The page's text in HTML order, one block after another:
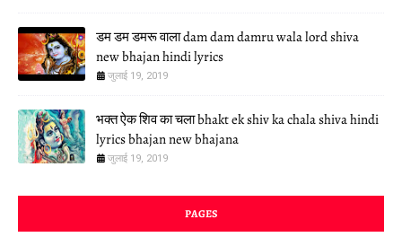
डम डम डमरू वाला dam dam damru wala lord shiva
new bhajan hindi lyrics
जुलाई 19, 2019
भक्त ऐक शिव का चला bhakt ek shiv ka chala shiva hindi
lyrics bhajan new bhajana
जुलाई 19, 2019
PAGES